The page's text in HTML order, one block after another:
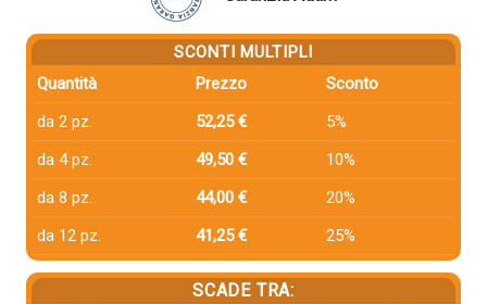
SCONTI MULTIPLI
Quantità
Prezzo
Sconto
da 2 pz.
52,25 €
5%
da 4 pz.
49,50 €
10%
da 8 pz.
44,00 €
20%
da 12 pz.
41,25 € 25%
SCADE TRA: